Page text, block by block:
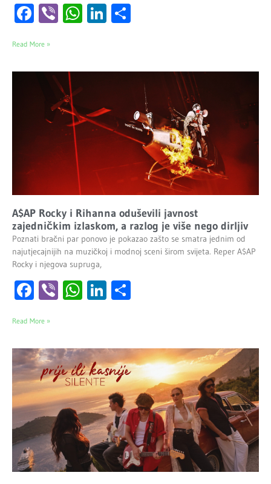
Facebook
ViberWhatsApp
LinkedIn
Read More »
A$AP Rocky i Rihanna oduševili javnost
zajedničkim izlaskom, a razlog je više nego dirljiv
Poznati bračni par ponovo je pokazao zašto se smatra jednim od
najutjecajnijih na muzičkoj i modnoj sceni širom svijeta. Reper A$AP
Rocky i njegova supruga,
Facebook
ViberWhatsApp
LinkedIn
Read More »